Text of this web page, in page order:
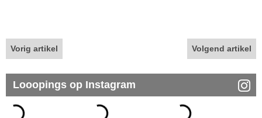
Vorig artikel Volgend artikel
Looopings op Instagram